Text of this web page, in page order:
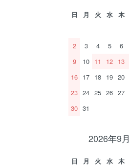
日 月 火 水 木
2
3 4 5 6
9
10 11 12 13
16 17 18 19 20
23 24 25 26 27
30 31
2026年9月
日 月 火 水 木